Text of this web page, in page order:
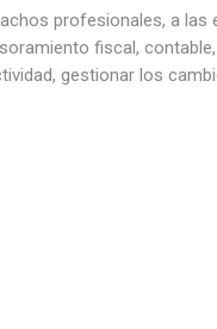
profesionales, a las
fiscal,
gestionar los